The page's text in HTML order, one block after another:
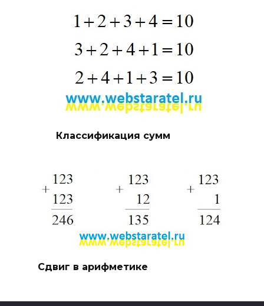
Классификация сумм
Сдвиг в арифметике